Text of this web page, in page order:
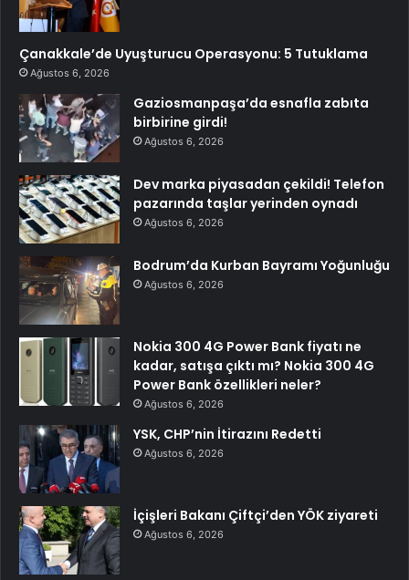
Çanakkale’de Uyuşturucu Operasyonu: 5 Tutuklama
Ağustos 6, 2026
Gaziosmanpaşa’da esnafla zabıta
birbirine girdi!
Ağustos 6, 2026
Dev marka piyasadan çekildi! Telefon
pazarında taşlar yerinden oynadı
Ağustos 6, 2026
Bodrum’da Kurban Bayramı Yoğunluğu
Ağustos 6, 2026
Nokia 300 4G Power Bank fiyatı ne
kadar, satışa çıktı mı? Nokia 300 4G
Power Bank özellikleri neler?
Ağustos 6, 2026
YSK, CHP’nin İtirazını Redetti
Ağustos 6, 2026
İçişleri Bakanı Çiftçi’den YÖK ziyareti
Ağustos 6, 2026